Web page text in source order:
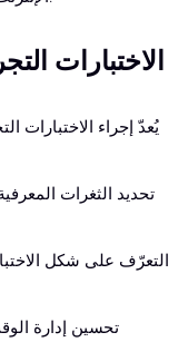
4. الاختبارات
يُعدّ إجراء الاختبارات
تحديد الثغرات
التعرّف على شكل
تحسين إدارة